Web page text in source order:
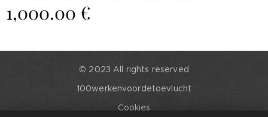
1,000.00 €
© 2023 All rights reserved
100werkenvoordetoevlucht
Cookies